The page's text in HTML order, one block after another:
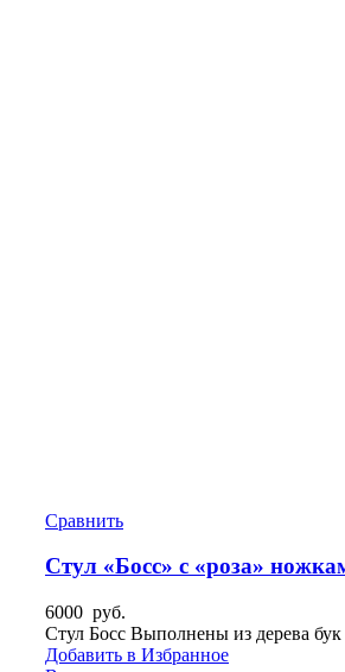
Сравнить
Стул «Босс» с «роза»
6000 руб.
Стул Босс Выполнены из дерева бук
Добавить в Избранное